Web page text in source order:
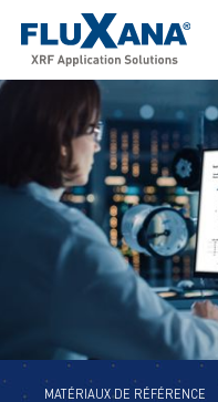
MATÉRIAUX DE RÉFÉRENCE